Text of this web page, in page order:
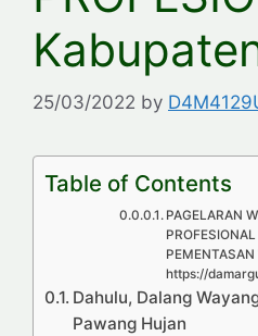
25/03/2022 by
Table of Contents
PAGELARAN
https://
Dahulu, Dalang
Pawang Hujan